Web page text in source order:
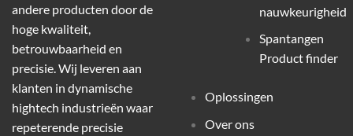
andere producten door de
hoge kwaliteit,
betrouwbaarheid en
precisie. Wij leveren aan
klanten in dynamische
hightech industrieën waar
repeterende precisie
nauwkeurigheid
Spantangen
Product finder
Oplossingen
Over ons